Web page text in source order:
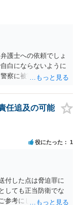
護士への依頼でしょ
白にならないように
察に被害届を出すと
。
任追及の可能
役にたった 1
付した点は脅迫罪に
しても正当防衛でな
参考にしてくださ